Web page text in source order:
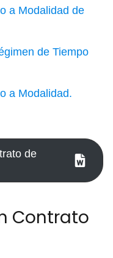
a Modalidad de
de Tiempo
a Modalidad.
de
Contrato